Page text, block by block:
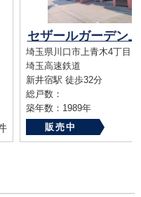
セザールガーデン
埼玉県川口市上青木4丁目
埼玉高速鉄道
新井宿駅 徒歩32分
総戸数：
築年数：1989年
販売中